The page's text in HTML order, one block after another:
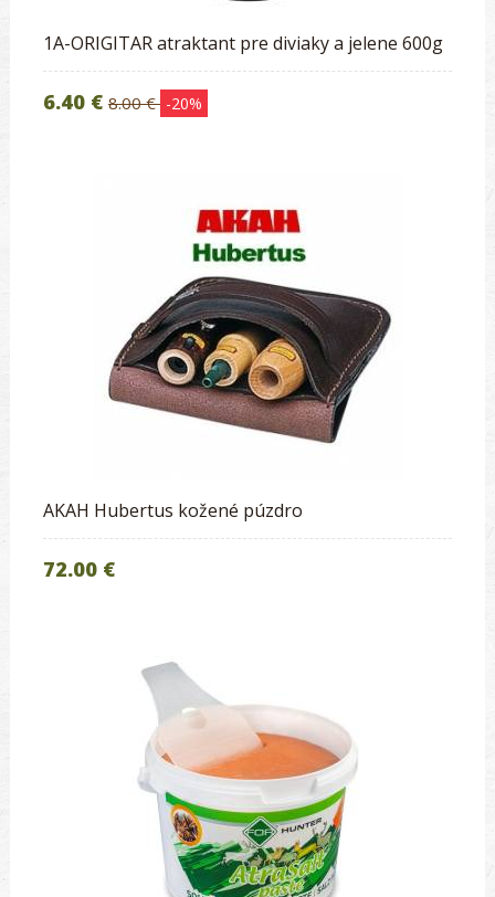
1A-ORIGITAR atraktant pre diviaky a jelene 600g
6.40 € 8.00 € -20%
AKAH Hubertus kožené púzdro
72.00 €